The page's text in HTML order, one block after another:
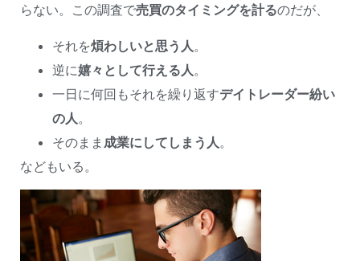
らない。この調査で売買のタイミングを計るのだが、
それを煩わしいと思う人 。
逆に嬉々として行える人 。
一日に何回もそれを繰り返すデイトレーダー紛い
の人 。
そのまま 成業にしてしまう人 。
などもいる。